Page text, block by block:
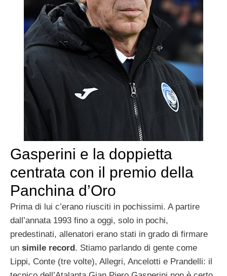
Gasperini e la doppietta
centrata con il premio della
Panchina d’Oro
Prima di lui c’erano riusciti in pochissimi. A partire
dall’annata 1993 fino a oggi, solo in pochi,
predestinati, allenatori erano stati in grado di firmare
un simile record. Stiamo parlando di gente come
Lippi, Conte (tre volte), Allegri, Ancelotti e Prandelli: il